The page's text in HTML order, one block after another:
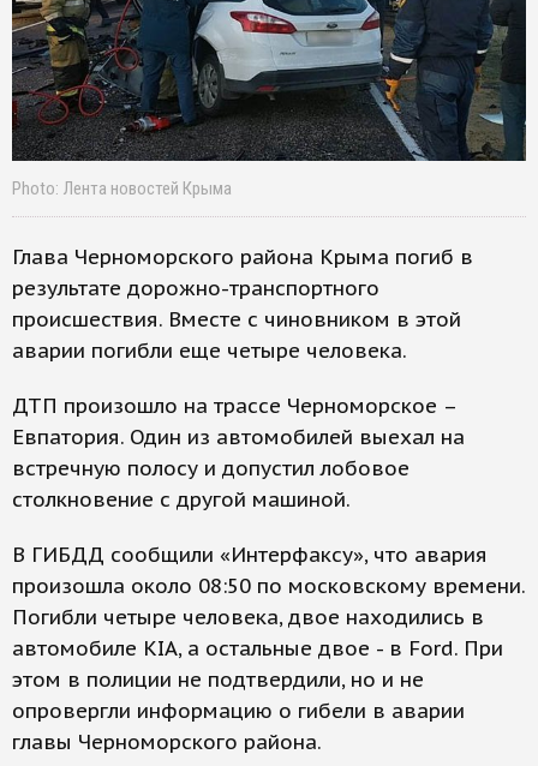
Photo: Лента новостей Крыма
Глава Черноморского района Крыма погиб в
результате дорожно-транспортного
происшествия. Вместе с чиновником в этой
аварии погибли еще четыре человека.
ДТП произошло на трассе Черноморское –
Евпатория. Один из автомобилей выехал на
встречную полосу и допустил лобовое
столкновение с другой машиной.
В ГИБДД сообщили «Интерфаксу», что авария
произошла около 08:50 по московскому времени.
Погибли четыре человека, двое находились в
автомобиле KIA, а остальные двое - в Ford. При
этом в полиции не подтвердили, но и не
опровергли информацию о гибели в аварии
главы Черноморского района.